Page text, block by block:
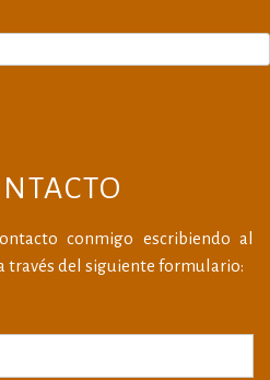
conmigo escribiendo al
través del siguiente formulario: